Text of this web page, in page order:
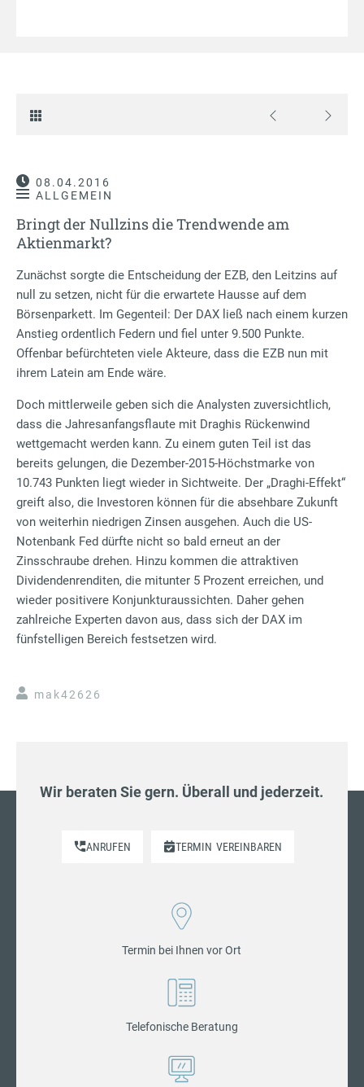
08.04.2016
ALLGEMEIN
Bringt der Nullzins die Trendwende am
Aktienmarkt?
Zunächst sorgte die Entscheidung der EZB, den Leitzins auf
null zu setzen, nicht für die erwartete Hausse auf dem
Börsenparkett. Im Gegenteil: Der DAX ließ nach einem kurzen
Anstieg ordentlich Federn und fiel unter 9.500 Punkte.
Offenbar befürchteten viele Akteure, dass die EZB nun mit
ihrem Latein am Ende wäre.
Doch mittlerweile geben sich die Analysten zuversichtlich,
dass die Jahresanfangsflaute mit Draghis Rückenwind
wettgemacht werden kann. Zu einem guten Teil ist das
bereits gelungen, die Dezember-2015-Höchstmarke von
10.743 Punkten liegt wieder in Sichtweite. Der „Draghi-Effekt“
greift also, die Investoren können für die absehbare Zukunft
von weiterhin niedrigen Zinsen ausgehen. Auch die US-
Notenbank Fed dürfte nicht so bald erneut an der
Zinsschraube drehen. Hinzu kommen die attraktiven
Dividendenrenditen, die mitunter 5 Prozent erreichen, und
wieder positivere Konjunkturaussichten. Daher gehen
zahlreiche Experten davon aus, dass sich der DAX im
fünfstelligen Bereich festsetzen wird.
mak42626
Wir beraten Sie gern. Überall und jederzeit.
ANRUFEN TERMIN VEREINBAREN
Termin bei Ihnen vor Ort
Telefonische Beratung